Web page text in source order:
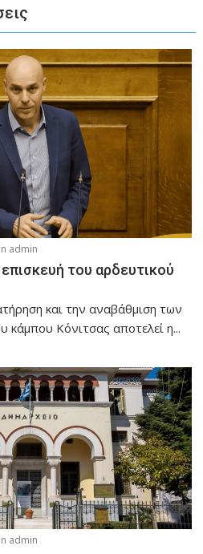
admin
του αρδευτικού
και την αναβάθμιση των
Κόνιτσας αποτελεί η...
admin